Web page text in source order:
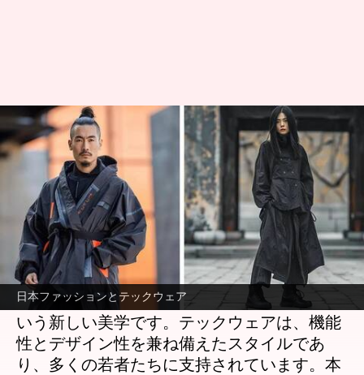
日本ファッションとテックウェア
現代日本ファッションとテック
ウェアの融合
Keito Komeda Jun 25, 2026 05:04 am
どんな話なの
現代の日本ファッションは、伝統と革新が交
錯する独自のスタイルを持っています。その
中でも注目されているのが、テックウェアと
いう新しい美学です。テックウェアは、機能
性とデザイン性を兼ね備えたスタイルであ
り、多くの若者たちに支持されています。本